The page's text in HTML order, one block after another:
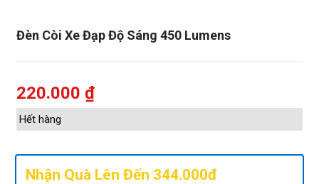
Đèn Còi Xe Đạp Độ Sáng 450 Lumens
220.000 ₫
Hết hàng
Nhận Quà Lên Đến 344.000đ